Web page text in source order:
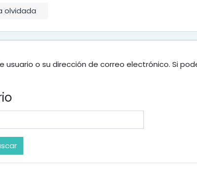
olvidada
usuario o su dirección de correo electrónico. Si